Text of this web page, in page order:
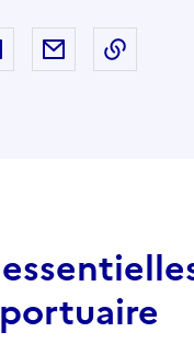
linkedin mail